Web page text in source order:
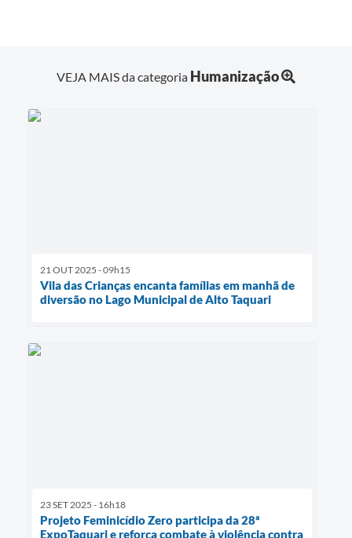
VEJA MAIS da categoria Humanização
21 OUT 2025 - 09h15
Vila das Crianças encanta famílias em manhã de
diversão no Lago Municipal de Alto Taquari
23 SET 2025 - 16h18
Projeto Feminicídio Zero participa da 28ª
ExpoTaquari e reforça combate à violência contra